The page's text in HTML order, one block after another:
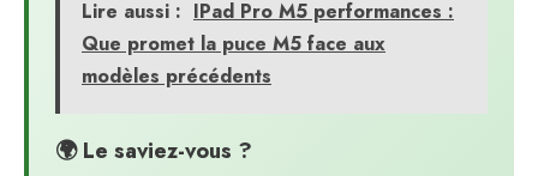
Lire aussi : IPad Pro M5 performances :
Que promet la puce M5 face aux
modèles précédents
🌍 Le saviez-vous ?